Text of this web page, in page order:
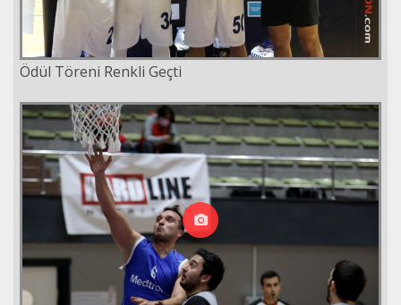
Ödül Töreni Renkli Geçti